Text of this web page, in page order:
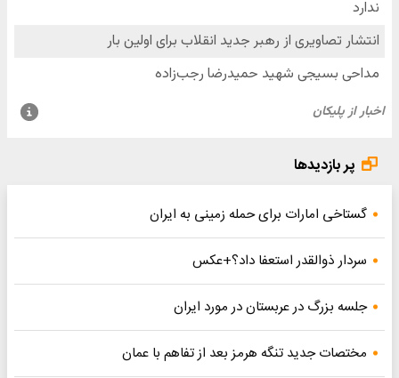
پر بازدیدها
گستاخی امارات برای حمله زمینی به ایران
سردار ذوالقدر استعفا داد؟+عکس
جلسه بزرگ در عربستان در مورد ایران
مختصات جدید تنگه هرمز بعد از تفاهم با عمان